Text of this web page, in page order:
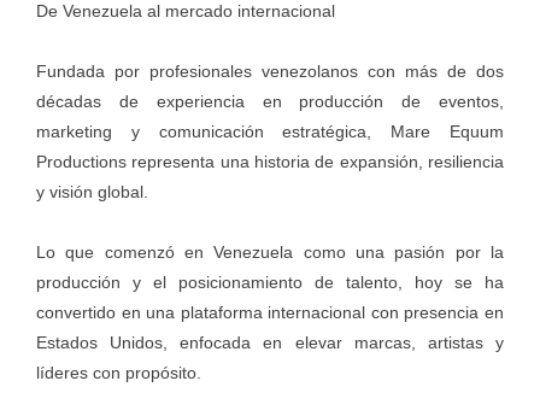
De Venezuela al mercado internacional
Fundada por profesionales venezolanos con más de dos
décadas de experiencia en producción de eventos,
marketing y comunicación estratégica, Mare Equum
Productions representa una historia de expansión, resiliencia
y visión global.
Lo que comenzó en Venezuela como una pasión por la
producción y el posicionamiento de talento, hoy se ha
convertido en una plataforma internacional con presencia en
Estados Unidos, enfocada en elevar marcas, artistas y
líderes con propósito.